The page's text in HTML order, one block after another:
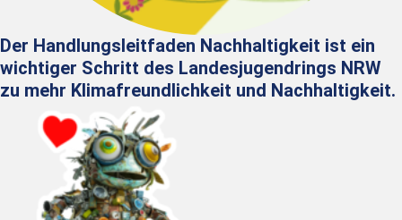
Der Handlungsleitfaden Nachhaltigkeit ist ein
wichtiger Schritt des Landesjugendrings NRW
zu mehr Klimafreundlichkeit und Nachhaltigkeit.